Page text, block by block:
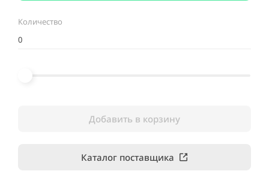
Количество
Добавить в корзину
Каталог поставщика